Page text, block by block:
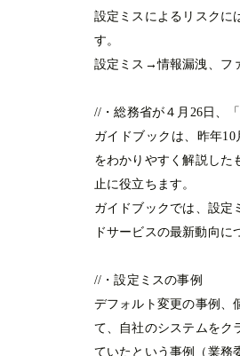
設定ミスによるリスクに
す。
設定ミス→情報漏洩、フ
// ・総務省が４月26日、
ガイドブックは、昨年
をわかりやすく解説した
止に役立ちます。
ガイドブックでは、設定
ドサービスの最新動向に
// ・設定ミスの事例
デフォルト変更の事例、
て、自社のシステムをク
ていたという事例（業務